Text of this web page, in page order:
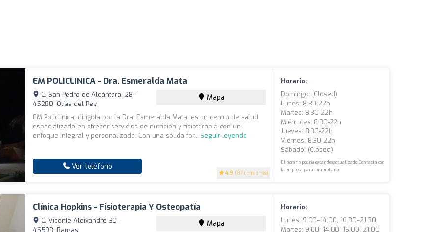
EM POLICLINICA - Dra. Esmeralda Mata
4.9 (87 opiniones)
C. San Pedro de Alcántara, 28 -
45280, Olías del Rey
Mapa
EM Policlínica, dirigida por la Dra. Esmeralda Mata, es un centro de salud
especializado en ofrecer servicios de nutrición y fisioterapia con un
enfoque integral y personalizado. Con una sólida for... Seguir leyendo
Ver teléfono
Horario:
Domingo: (closed)
Lunes: 8:30-22h
Martes: 8:30-22h
Miércoles: 8:30-22h
Jueves: 8:30-22h
Viernes: 8:30-22h
Sábado: (closed)
El horario podría estar desactualizado. Contacta con
la empresa para comprobarlo.
Clínica Hopkins - Fisioterapia Y Osteopatía
C. Vicente Aleixandre 30 -
45593, Bargas
Mapa
Horario:
Lunes: 9:00–14:00, 16:30–21:30
Martes: 9:00–14:00, 16:00–21:00